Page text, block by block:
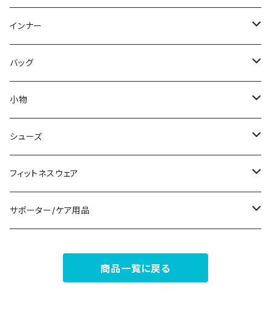
スウェット/トレーナー
その他
オールインワン
ラッシュガード
その他
ロング/マキシ
袖付き
ノースリーブ
パンツドレス
ナイトドレス
その他
スカートスーツ
その他
ネックレス
ブレスレット
ピアス
コサージュ
リング
その他
インナー
ブラ/ブラトップ/ベアトップ
ショーツ
タンクトップ/キャミソール
半袖/5分
7分/長袖
ペチコート/ペチパンツ
バッグ
サブバッグ
クラッチバッグ
トートバッグ
ショルダーバッグ
カジュアルバッグ
小物
マフラー/スカーフ/ストール
財布
アクセサリーケース
シューズ
スニーカー
ブーツ
フィットネスウェア
セット販売
サポーター/ケア用品
商品一覧に戻る